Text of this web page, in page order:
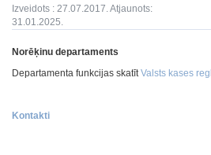
Izveidots : 27.07.2017. Atjaunots:
31.01.2025.
Norēķinu departaments
Departamenta funkcijas skatītValsts kases
Kontakti